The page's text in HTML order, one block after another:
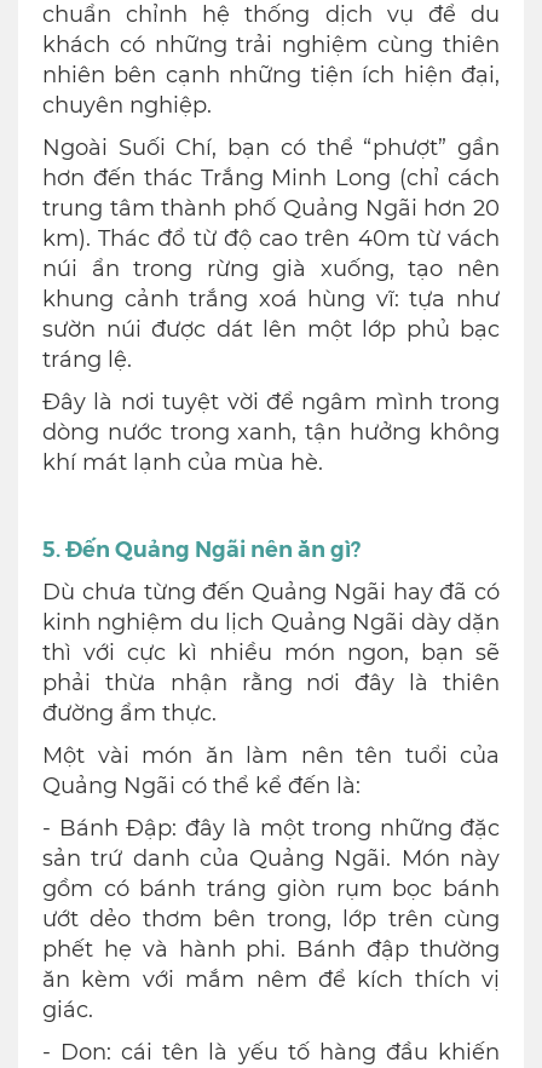
chuẩn chỉnh hệ thống dịch vụ để du
khách có những trải nghiệm cùng thiên
nhiên bên cạnh những tiện ích hiện đại,
chuyên nghiệp.
Ngoài Suối Chí, bạn có thể “phượt” gần
hơn đến thác Trắng Minh Long (chỉ cách
trung tâm thành phố Quảng Ngãi hơn 20
km). Thác đổ từ độ cao trên 40m từ vách
núi ẩn trong rừng già xuống, tạo nên
khung cảnh trắng xoá hùng vĩ: tựa như
sườn núi được dát lên một lớp phủ bạc
tráng lệ.
Đây là nơi tuyệt vời để ngâm mình trong
dòng nước trong xanh, tận hưởng không
khí mát lạnh của mùa hè.
5. Đến Quảng Ngãi nên ăn gì?
Dù chưa từng đến Quảng Ngãi hay đã có
kinh nghiệm du lịch Quảng Ngãi dày dặn
thì với cực kì nhiều món ngon, bạn sẽ
phải thừa nhận rằng nơi đây là thiên
đường ẩm thực.
Một vài món ăn làm nên tên tuổi của
Quảng Ngãi có thể kể đến là:
- Bánh Đập: đây là một trong những đặc
sản trứ danh của Quảng Ngãi. Món này
gồm có bánh tráng giòn rụm bọc bánh
ướt dẻo thơm bên trong, lớp trên cùng
phết hẹ và hành phi. Bánh đập thường
ăn kèm với mắm nêm để kích thích vị
giác.
- Don: cái tên là yếu tố hàng đầu khiến